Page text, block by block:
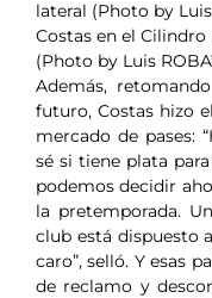
Costas en el
(Photo by Luis
Además,
futuro, Costas hizo
mercado de pases:
sé si tiene plata
podemos decidir
la pretemporada.
club está dispuesto
caro”, selló. Y esas
de reclamo y